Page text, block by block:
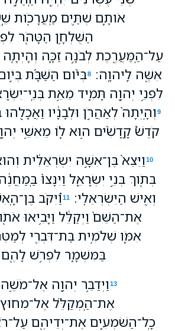
אֹותָ֛ם שְׁתַּ֥יִם מַֽעֲרָכֹ֖ות
הַשֻּׁלְחָ֥ן הַטָּהֹ֖ר
עַל־הַֽמַּעֲרֶ֖כֶת לְבֹנָ֣ה זַכָּ֑ה
אִשֶּׁ֖ה לַֽיהוָֽה׃
8בְּיֹ֨ום הַשַּׁבָּ֜ת
לִפְנֵ֥י יְהוָ֖ה תָּמִ֑יד מֵאֵ֥ת
9 וְהָֽיְתָה֙ לְאַהֲרֹ֣ן וּלְבָנָ֔יו
קֹדֶשׁ֩ קָֽדָשִׁ֨ים ה֥וּא לֹ֛ו מֵאִשֵּׁ֥י
10 וַיֵּצֵא֙ בֶּן־אִשָּׁ֣ה יִשְׂרְאֵלִ֔ית
בְּתֹ֖וךְ בְּנֵ֣י יִשְׂרָאֵ֑ל וַיִּנָּצוּ֙
וְאִ֖ישׁ הַיִּשְׂרְאֵלִֽי׃
11וַ֠יִּקֹּב
אֶת־הַשֵּׁם֙ וַיְקַלֵּ֔ל וַיָּבִ֥יאוּ
אִמֹּ֛ו שְׁלֹמִ֥ית בַּת־דִּבְרִ֖י
בַּמִּשְׁמָ֑ר לִפְרֹ֥שׁ לָהֶ֖ם
13 וַיְדַבֵּ֥ר יְהוָ֖ה
אֶת־הַֽמְקַלֵּ֗ל
כָֽל־הַשֹּׁמְעִ֛ים אֶת־יְדֵיהֶ֖ם